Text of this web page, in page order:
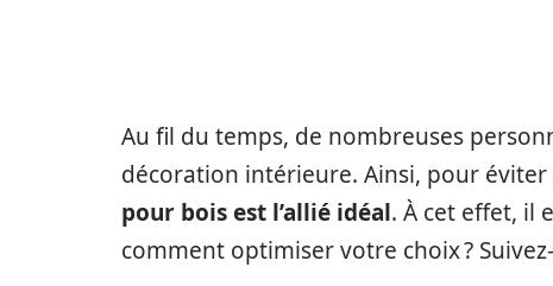
Au fil du temps, de nombreuses
décoration intérieure. Ainsi, pour
pour bois est l’allié idéal. À cet effet, il
comment optimiser votre choix ?